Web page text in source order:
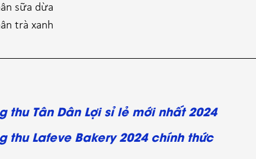
sữa dừa
trà xanh
thu Tân Dân Lợi sỉ lẻ mới nhất 2024
thu Lafeve Bakery 2024 chính thức